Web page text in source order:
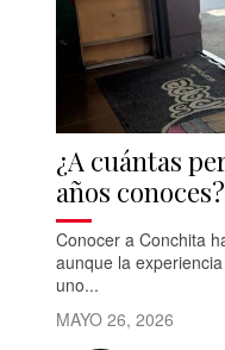
¿A cuántas
años conoces?
Conocer a Conchita
aunque la
uno...
MAYO 26, 2026